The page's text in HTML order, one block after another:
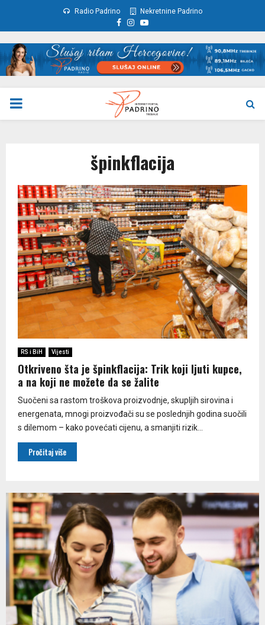
Radio Padrino Nekretnine Padrino
Facebook
Instagram
Youtube
PRIMARY
špinkflacija
RS i BiH Vijesti
Otkriveno šta je špinkflacija: Trik koji ljuti kupce,
a na koji ne možete da se žalite
Suočeni sa rastom troškova proizvodnje, skupljih sirovina i
energenata, mnogi proizvođači su se poslednjih godina suočili
s dilemom – kako povećati cijenu, a smanjiti rizik...
Pročitaj više